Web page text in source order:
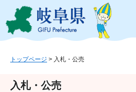
ジ
ュ
このページの本文
トップページ > 入札・公売
入札・公売